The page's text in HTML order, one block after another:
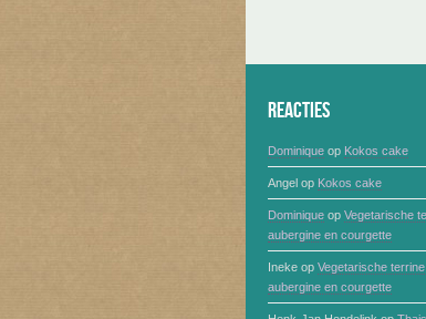
Reacties
Dominique op Kokos cake
Angel op Kokos cake
Dominique op Vegetarische
aubergine en courgette
Ineke op Vegetarische terrine
aubergine en courgette